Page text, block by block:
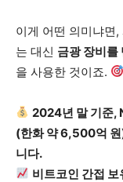
이게 어떤 의미냐면
는 대신 금광 장비를
을 사용한 것이죠.
2024년 말 기준,
(한화 약 6,500억
니다.
비트코인 간접